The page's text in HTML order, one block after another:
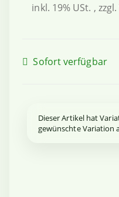
inkl. 19% USt. , zzgl.
Sofort verfügbar
x
Dieser Artikel hat
gewünschte Variation